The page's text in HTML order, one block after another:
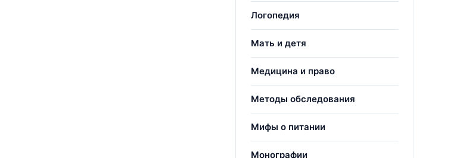
Логопедия
Мать и детя
Медицина и право
Методы обследования
Мифы о питании
Монографии